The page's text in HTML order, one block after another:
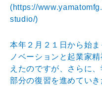
(https://
studio/)
本年２月２１日から始
ノベーションと起業家
えたのですが、さらに
部分の復習を進めていき